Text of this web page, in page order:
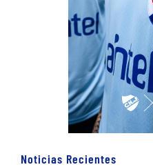
Noticias Recientes